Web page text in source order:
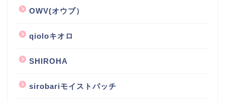
OWV(オウブ）
qioloキオロ
SHIROHA
sirobariモイストパッチ